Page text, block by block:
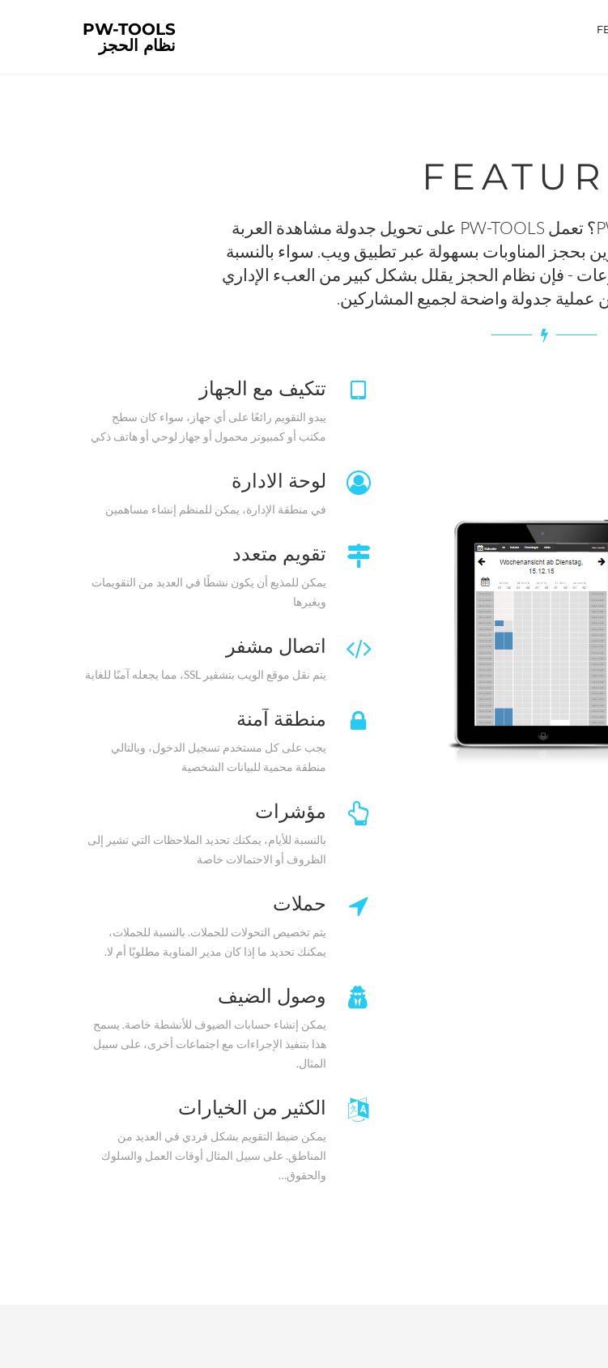
PW-TOOLS
نظام الحجز
ما هي المشكلة التي تحلها PW-TOOLS؟ تعمل PW-TOOLS على تحويل جدولة مشاهدة العربة
بحجز المناوبات بسهولة عبر تطبيق ويب. سواء بالنسبة
- فإن نظام الحجز يقلل بشكل كبير من العبء الإداري
جدولة واضحة لجميع المشاركين.
تتكيف مع الجهاز
يبدو التقويم رائعًا على أي جهاز، سواء كان سطح
مكتب أو كمبيوتر محمول أو جهاز لوحي أو هاتف ذكي
لوحة الادارة
في منطقة الإدارة، يمكن للمنظم إنشاء مساهمين
تقويم متعدد
يمكن للمذيع أن يكون نشطًا في العديد من التقويمات
ويغيرها
اتصال مشفر
يتم نقل موقع الويب بتشفير SSL، مما يجعله آمنًا للغاية
منطقة آمنة
يجب على كل مستخدم تسجيل الدخول، وبالتالي
منطقة محمية للبيانات الشخصية
مؤشرات
بالنسبة للأيام، يمكنك تحديد الملاحظات التي تشير إلى
الظروف أو الاحتمالات خاصة
حملات
يتم تخصيص التحولات للحملات. بالنسبة للحملات،
يمكنك تحديد ما إذا كان مدير المناوبة مطلوبًا أم لا.
وصول الضيف
يمكن إنشاء حسابات الضيوف للأنشطة خاصة. يسمح
هذا بتنفيذ الإجراءات مع اجتماعات أخرى، على سبيل
المثال.
الكثير من الخيارات
يمكن ضبط التقويم بشكل فردي في العديد من
المناطق. على سبيل المثال أوقات العمل والسلوك
والحقوق…